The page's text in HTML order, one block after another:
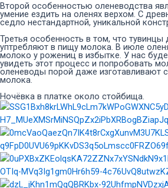
Второй особенностью оленеводства
умение ездить на оленях верхом. С
седло нестандартной, уникальной
Третья особенность в том, что тувинцы
уптребляют в пищу молока. В июле
молоко у рожениц в избытке. У нас
увидеть этот процесс и попробовать
оленеводы порой даже изготавливают
молока.
Ночёвка в платке около стойбища.